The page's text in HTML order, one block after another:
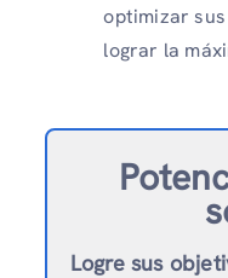
optimizar
lograr la
Logre sus